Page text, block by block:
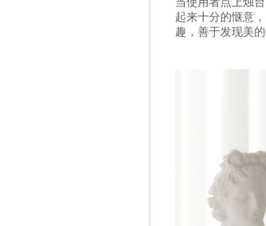
起来十分的惬意，
趣，善于发现美